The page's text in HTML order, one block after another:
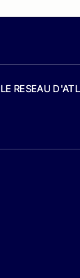
LE RESEAU